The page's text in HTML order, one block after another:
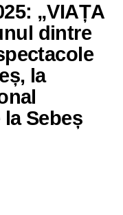
„VIAȚA
dintre
la
Sebeș